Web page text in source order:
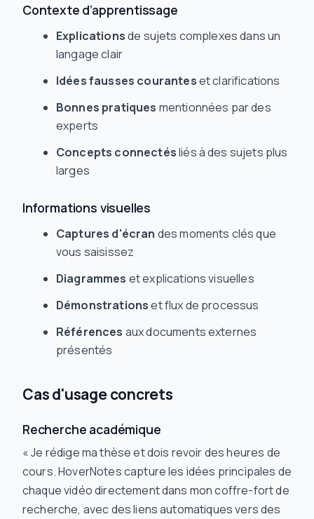
Contexte d’apprentissage
Explicationsde sujets complexes dans un
langage clair
Idées fausses couranteset clarifications
Bonnes pratiques mentionnées par des
experts
Concepts connectésliés à des sujets plus
larges
Informations visuelles
Captures d'écran des moments clés que
vous saisissez
Diagrammes et explications visuelles
Démonstrationset flux de processus
Références aux documents externes
présentés
Cas d'usage concrets
Recherche académique
« Je rédige ma thèse et dois revoir des heures de
cours. HoverNotes capture les idées principales de
chaque vidéo directement dans mon coffre-fort de
recherche, avec des liens automatiques vers des